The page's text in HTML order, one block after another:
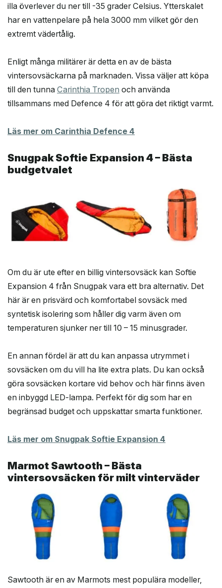
illa överlever du ner till -35 grader Celsius. Ytterskalet
har en vattenpelare på hela 3000 mm vilket gör den
extremt vädertålig.
Enligt många militärer är detta en av de bästa
vintersovsäckarna på marknaden. Vissa väljer att köpa
till den tunna Carinthia Tropen och använda
tillsammans med Defence 4 för att göra det riktigt varmt.
Läs mer om Carinthia Defence 4
Snugpak Softie Expansion 4 – Bästa
budgetvalet
Om du är ute efter en billig vintersovsäck kan Softie
Expansion 4 från Snugpak vara ett bra alternativ. Det
här är en prisvärd och komfortabel sovsäck med
syntetisk isolering som håller dig varm även om
temperaturen sjunker ner till 10 – 15 minusgrader.
En annan fördel är att du kan anpassa utrymmet i
sovsäcken om du vill ha lite extra plats. Du kan också
göra sovsäcken kortare vid behov och här finns även
en inbyggd LED-lampa. Perfekt för dig som har en
begränsad budget och uppskattar smarta funktioner.
Läs mer om Snugpak Softie Expansion 4
Marmot Sawtooth – Bästa
vintersovsäcken för milt vinterväder
Sawtooth är en av Marmots mest populära modeller,